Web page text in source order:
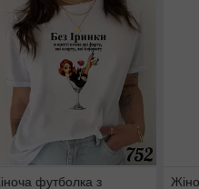
футболка з